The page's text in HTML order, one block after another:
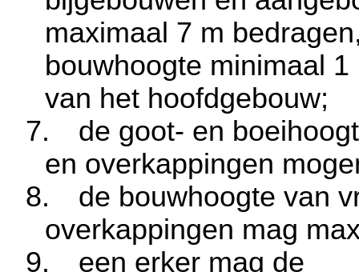
maximaal 7 m
bouwhoogte minimaal 1
van het hoofdgebouw;
7.
de goot- en
en overkappingen
8.
de bouwhoogte van
overkappingen mag
9.
een erker mag de